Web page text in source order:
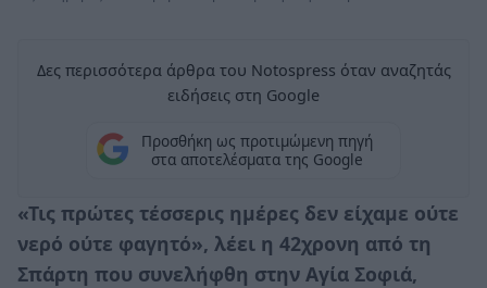
Δες περισσότερα άρθρα του Notospress όταν αναζητάς
ειδήσεις στη Google
Προσθήκη ως προτιμώμενη πηγή
στα αποτελέσματα της Google
«Τις πρώτες τέσσερις ημέρες δεν είχαμε ούτε
νερό ούτε φαγητό», λέει η 42χρονη από τη
Σπάρτη που συνελήφθη στην Αγία Σοφιά,